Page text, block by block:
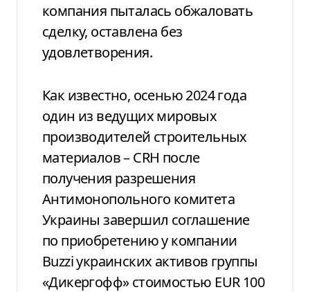
компания пыталась обжаловать
сделку, оставлена без
удовлетворения.
Как известно, осенью 2024 года
один из ведущих мировых
производителей строительных
материалов – CRH после
получения разрешения
Антимонопольного комитета
Украины завершил соглашение
по приобретению у компании
Buzzi украинских активов группы
«Дикергофф» стоимостью EUR 100